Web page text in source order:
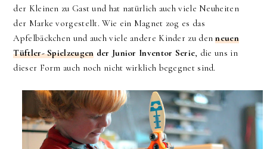
der Kleinen zu Gast und hat natürlich auch viele Neuheiten
der Marke vorgestellt. Wie ein Magnet zog es das
Apfelbäckchen und auch viele andere Kinder zu denneuen
Tüftler- Spielzeugen der Junior Inventor Serie, die uns in
dieser Form auch noch nicht wirklich begegnet sind.